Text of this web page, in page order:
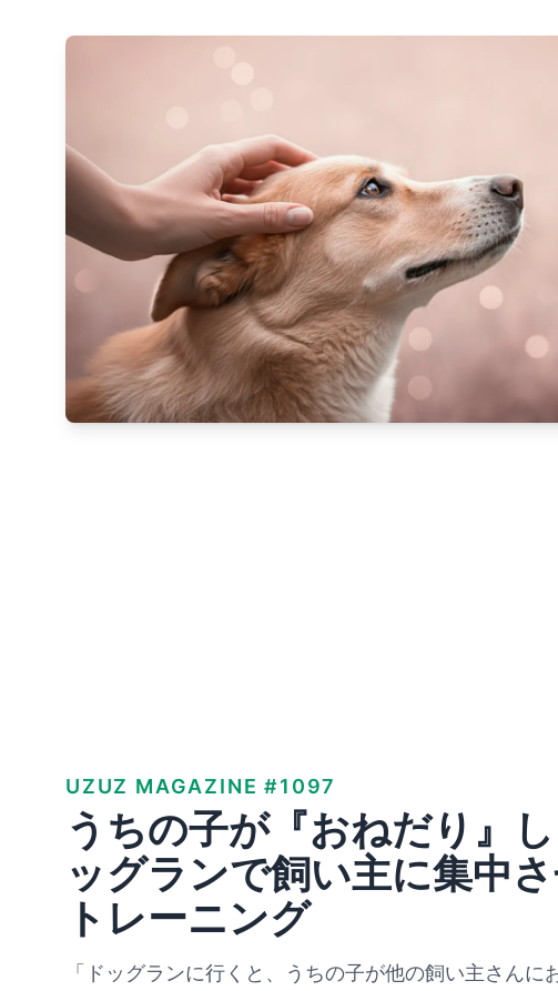
UZUZ MAGAZINE #1097
うちの子が『おねだり』
ッグランで飼い主に集中
トレーニング
「ドッグランに行くと、うちの子が他の飼い主さんに